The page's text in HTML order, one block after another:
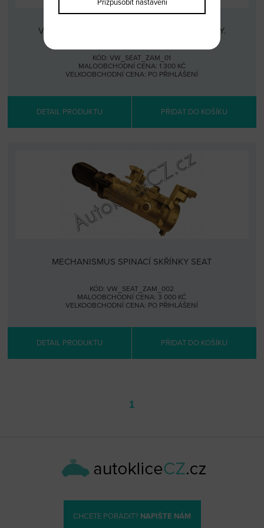
VLOŽKA SPÍNACÍ SKŘÍNKY SEAT STARŠÍ VOZY.
KÓD: VW_SEAT_ZAM_01
MALOOBCHODNÍ CENA: 1 300 KČ
VELKOOBCHODNÍ CENA: PO PŘIHLÁŠENÍ
DETAIL PRODUKTU PŘIDAT DO KOŠÍKU
MECHANISMUS SPINACÍ SKŘÍNKY SEAT
KÓD: VW_SEAT_ZAM_002
MALOOBCHODNÍ CENA: 3 000 KČ
VELKOOBCHODNÍ CENA: PO PŘIHLÁŠENÍ
DETAIL PRODUKTU PŘIDAT DO KOŠÍKU
1
CHCETE PORADIT? NAPIŠTE NÁM
Přizpůsobit nastavení